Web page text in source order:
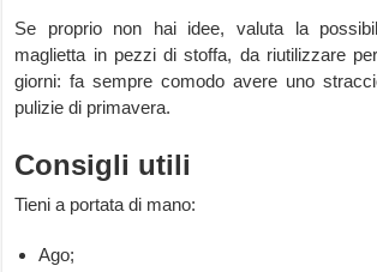
Se proprio non hai idee, valuta la
maglietta in pezzi di stoffa, da riutilizzare
giorni: fa sempre comodo avere uno
pulizie di primavera.
Consigli utili
Tieni a portata di mano:
Ago;